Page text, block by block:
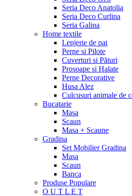
Seria Deco Anatolia
Seria Deco Curlina
Seria Galina
Home textile
Lenjerie de pat
Perne si Pilote
Cuverturi si Pături
Prosoape si Halate
Perne Decorative
Husa Alez
Culcusuri animale de
Bucatarie
Masa
Scaun
Masa + Scaune
Gradina
Set Mobilier Gradina
Masa
Scaun
Banca
Produse Populare
O U T L E T